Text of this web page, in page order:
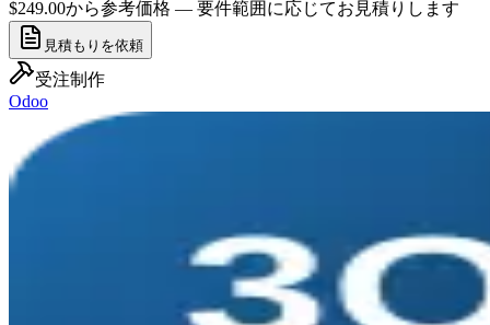
$249.00から参考価格 — 要件範囲に応じてお見積りします
見積もりを依頼
受注制作
Odoo